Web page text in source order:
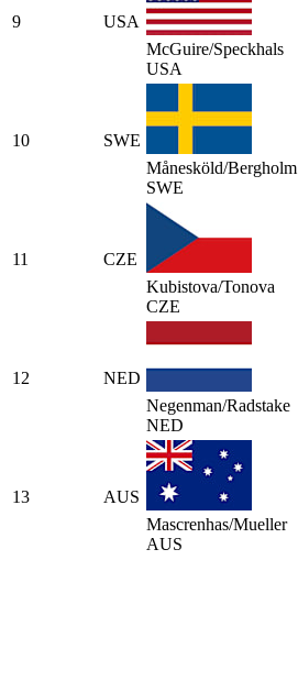
9
USA
McGuire/Speckhals
USA
10
SWE
Månesköld/Bergholm
SWE
11
CZE
Kubistova/Tonova
CZE
12
NED
Negenman/Radstake
NED
13
AUS
Mascrenhas/Mueller
AUS